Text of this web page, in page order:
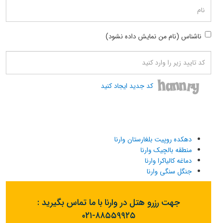
ناشناس (نام من نمایش داده نشود)
کد جدید ایجاد کنید
دهکده روپیت بلغارستان وارنا
منطقه بالچیک وارنا
دماغه کالیاکرا وارنا
جنگل سنگی وارنا
جهت رزرو هتل در وارنا با ما تماس بگیرید :
۰۲۱-۸۸۵۵۹۹۲۵